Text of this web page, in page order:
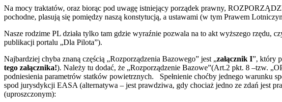
Na mocy traktatów, oraz biorąc pod uwagę istniejący porządek prawny,
pochodne, plasują się pomiędzy naszą konstytucją, a ustawami (w tym Prawem
Nasze rodzime PL działa tylko tam gdzie wyraźnie pozwala na to akt wyższego rzędu,
publikacji portalu „Dla Pilota”).
Najbardziej chyba znaną częścią „Rozporządzenia Bazowego” jest „załącznik I”, który
tego załącznika!). Należy tu dodać, że „Rozporządzenie Bazowe”(Art.2 pkt. 8 –tzw.
podniesienia parametrów statków powietrznych. Spełnienie choćby jednego warunku
spod jurysdykcji EASA (alternatywa – jest prawdziwa, gdy chociaż jedno ze zdań jest
(uproszczonym):